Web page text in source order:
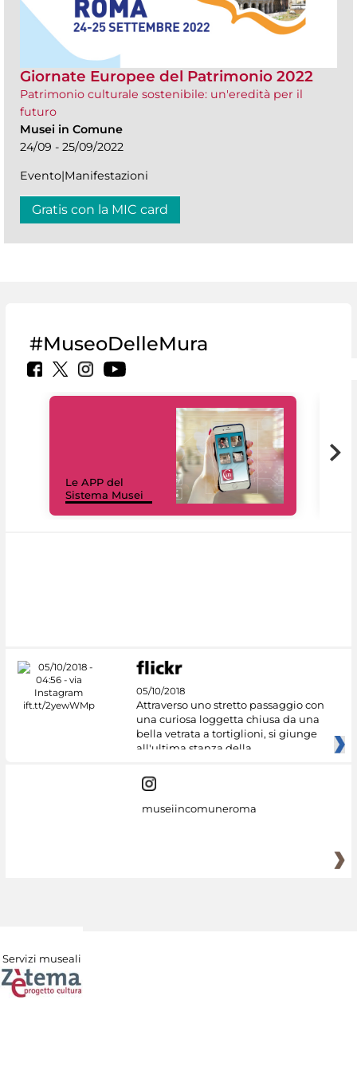
Giornate Europee del Patrimonio 2022
Patrimonio culturale sostenibile: un'eredità per il
futuro
Musei in Comune
24/09 - 25/09/2022
Evento|Manifestazioni
Gratis con la MIC card
#MuseoDelleMura
Le APP del
Sistema Musei
05/10/2018
Attraverso uno stretto passaggio con
una curiosa loggetta chiusa da una
bella vetrata a tortiglioni, si giunge
all'ultima stanza della
museiincomuneroma
Servizi museali